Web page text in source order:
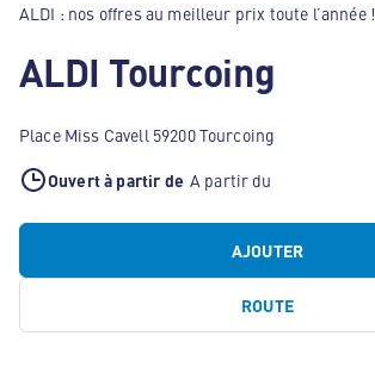
ALDI : nos offres au meilleur prix toute l’année !
ALDI Tourcoing
Place Miss Cavell 59200 Tourcoing
Ouvert à partir de A partir du
AJOUTER
ROUTE